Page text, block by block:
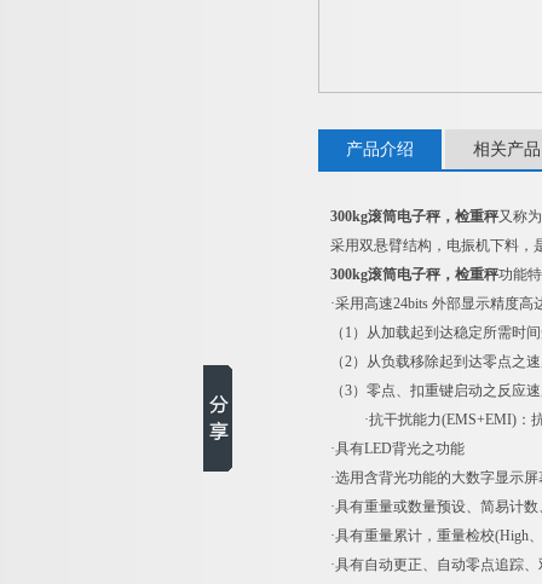
产品介绍 相关产品
300kg滚筒电子秤，检重秤又称
采用双悬臂结构，电振机下料，
300kg滚筒电子秤，检重秤功能
·采用高速24bits 外部显示精度高
（1）从加载起到达稳定所需时
（2）从负载移除起到达零点之
（3）零点、扣重键启动之反应
·抗干扰能力(EMS+EMI)：
·具有LED背光之功能
·选用含背光功能的大数字显示
·具有重量或数量预设、简易计
·具有重量累计，重量检校(High
·具有自动更正、自动零点追踪